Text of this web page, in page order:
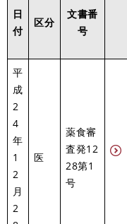
日
付
区分
文書番
号
平
成
2
4
年
1
2
月
2
医
薬食審
査発12
28第1
号